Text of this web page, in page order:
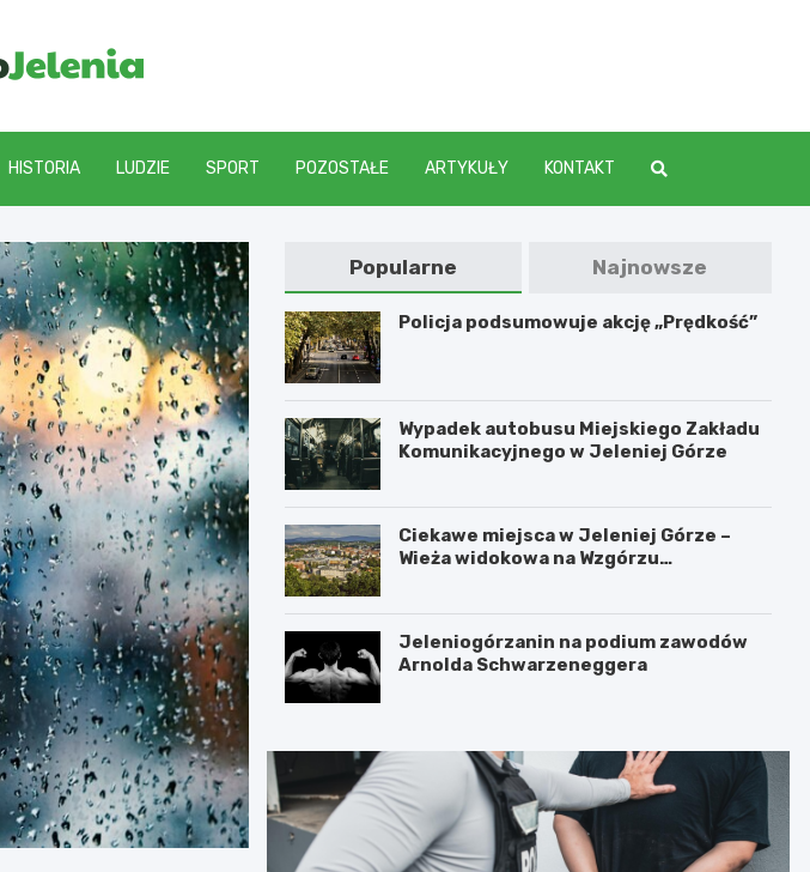
HISTORIA LUDZIE SPORT POZOSTAŁE ARTYKUŁY KONTAKT
Popularne Najnowsze
Policja podsumowuje akcję „Prędkość”
Wypadek autobusu Miejskiego Zakładu
Komunikacyjnego w Jeleniej Górze
Ciekawe miejsca w Jeleniej Górze –
Wieża widokowa na Wzgórzu
Jeleniogórzanin na podium zawodów
Arnolda Schwarzeneggera